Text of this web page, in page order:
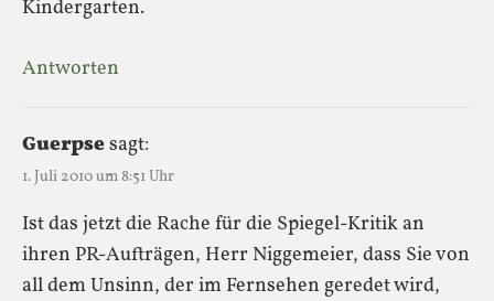
Kindergarten.
Antworten
Guerpsesagt:
1. Juli 2010 um 8:51 Uhr
Ist das jetzt die Rache für die Spiegel-Kritik an
ihren PR-Aufträgen, Herr Niggemeier, dass Sie von
all dem Unsinn, der im Fernsehen geredet wird,